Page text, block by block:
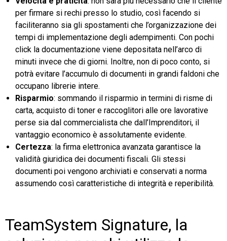
per firmare si rechi presso lo studio, così facendo si
faciliteranno sia gli spostamenti che l’organizzazione dei
tempi di implementazione degli adempimenti. Con pochi
click la documentazione viene depositata nell’arco di
minuti invece che di giorni. Inoltre, non di poco conto, si
potrà evitare l’accumulo di documenti in grandi faldoni che
occupano librerie intere.
Risparmio: sommando il risparmio in termini di risme di
carta, acquisto di toner e raccoglitori alle ore lavorative
perse sia dal commercialista che dall’Imprenditori, il
vantaggio economico è assolutamente evidente.
Certezza: la firma elettronica avanzata garantisce la
validità giuridica dei documenti fiscali. Gli stessi
documenti poi vengono archiviati e conservati a norma
assumendo così caratteristiche di integrità e reperibilità.
TeamSystem Signature, la